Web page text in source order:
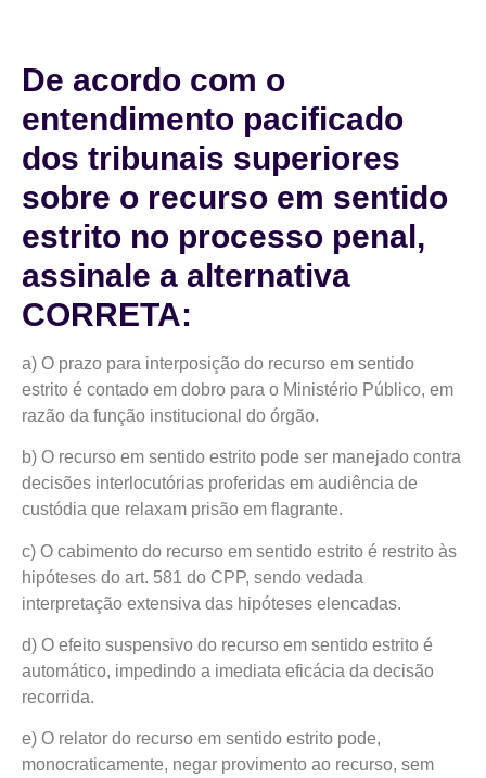
De acordo com o
entendimento pacificado
dos tribunais superiores
sobre o recurso em sentido
estrito no processo penal,
assinale a alternativa
CORRETA:
a) O prazo para interposição do recurso em sentido
estrito é contado em dobro para o Ministério Público, em
razão da função institucional do órgão.
b) O recurso em sentido estrito pode ser manejado contra
decisões interlocutórias proferidas em audiência de
custódia que relaxam prisão em flagrante.
c) O cabimento do recurso em sentido estrito é restrito às
hipóteses do art. 581 do CPP, sendo vedada
interpretação extensiva das hipóteses elencadas.
d) O efeito suspensivo do recurso em sentido estrito é
automático, impedindo a imediata eficácia da decisão
recorrida.
e) O relator do recurso em sentido estrito pode,
monocraticamente, negar provimento ao recurso, sem